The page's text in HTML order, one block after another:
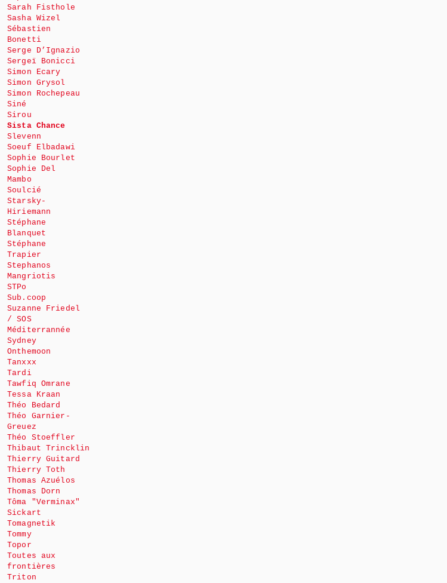
Sarah Fisthole
Sasha Wizel
Sébastien
Bonetti
Serge D’Ignazio
Sergeï Bonicci
Simon Ecary
Simon Grysol
Simon Rochepeau
Siné
Sirou
Sista Chance
Slevenn
Soeuf Elbadawi
Sophie Bourlet
Sophie Del
Mambo
Soulcié
Starsky-
Hiriemann
Stéphane
Blanquet
Stéphane
Trapier
Stephanos
Mangriotis
STPo
Sub.coop
Suzanne Friedel
/ SOS
Méditerrannée
Sydney
Onthemoon
Tanxxx
Tardi
Tawfiq Omrane
Tessa Kraan
Théo Bedard
Théo Garnier-
Greuez
Théo Stoeffler
Thibaut Trincklin
Thierry Guitard
Thierry Toth
Thomas Azuélos
Thomas Dorn
Tôma "Verminax"
Sickart
Tomagnetik
Tommy
Topor
Toutes aux
frontières
Triton